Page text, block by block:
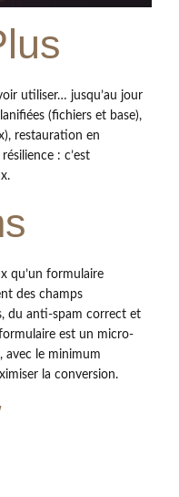
utiliser… jusqu’au jour
(fichiers et base),
restauration en
: c’est
qu’un formulaire
des champs
du anti-spam correct et
est un micro-
avec le minimum
la conversion.